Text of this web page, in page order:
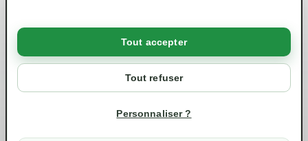
Tout accepter
Tout refuser
Personnaliser ?
Politique de confidentialité RGPD
Votre compte
info@green-tech-shop.com